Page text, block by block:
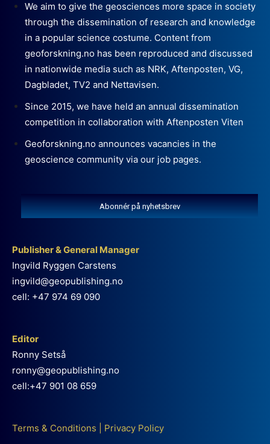
We aim to give the geosciences more space in society
through the dissemination of research and knowledge
in a popular science costume. Content from
geoforskning.no has been reproduced and discussed
in nationwide media such as NRK, Aftenposten, VG,
Dagbladet, TV2 and Nettavisen.
Since 2015, we have held an annual dissemination
competition in collaboration with Aftenposten Viten
Geoforskning.no announces vacancies in the
geoscience community via our job pages.
Abonnér på nyhetsbrev
Publisher & General Manager
Ingvild Ryggen Carstens
ingvild@geopublishing.no
cell: +47 974 69 090
Editor
Ronny Setså
ronny@geopublishing.no
cell:+47 901 08 659
Terms & Conditions Privacy Policy